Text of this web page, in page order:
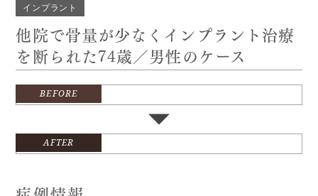
インプラント
他院で骨量が少なくインプラント治療
を断られた74歳／男性のケース
BEFORE
AFTER